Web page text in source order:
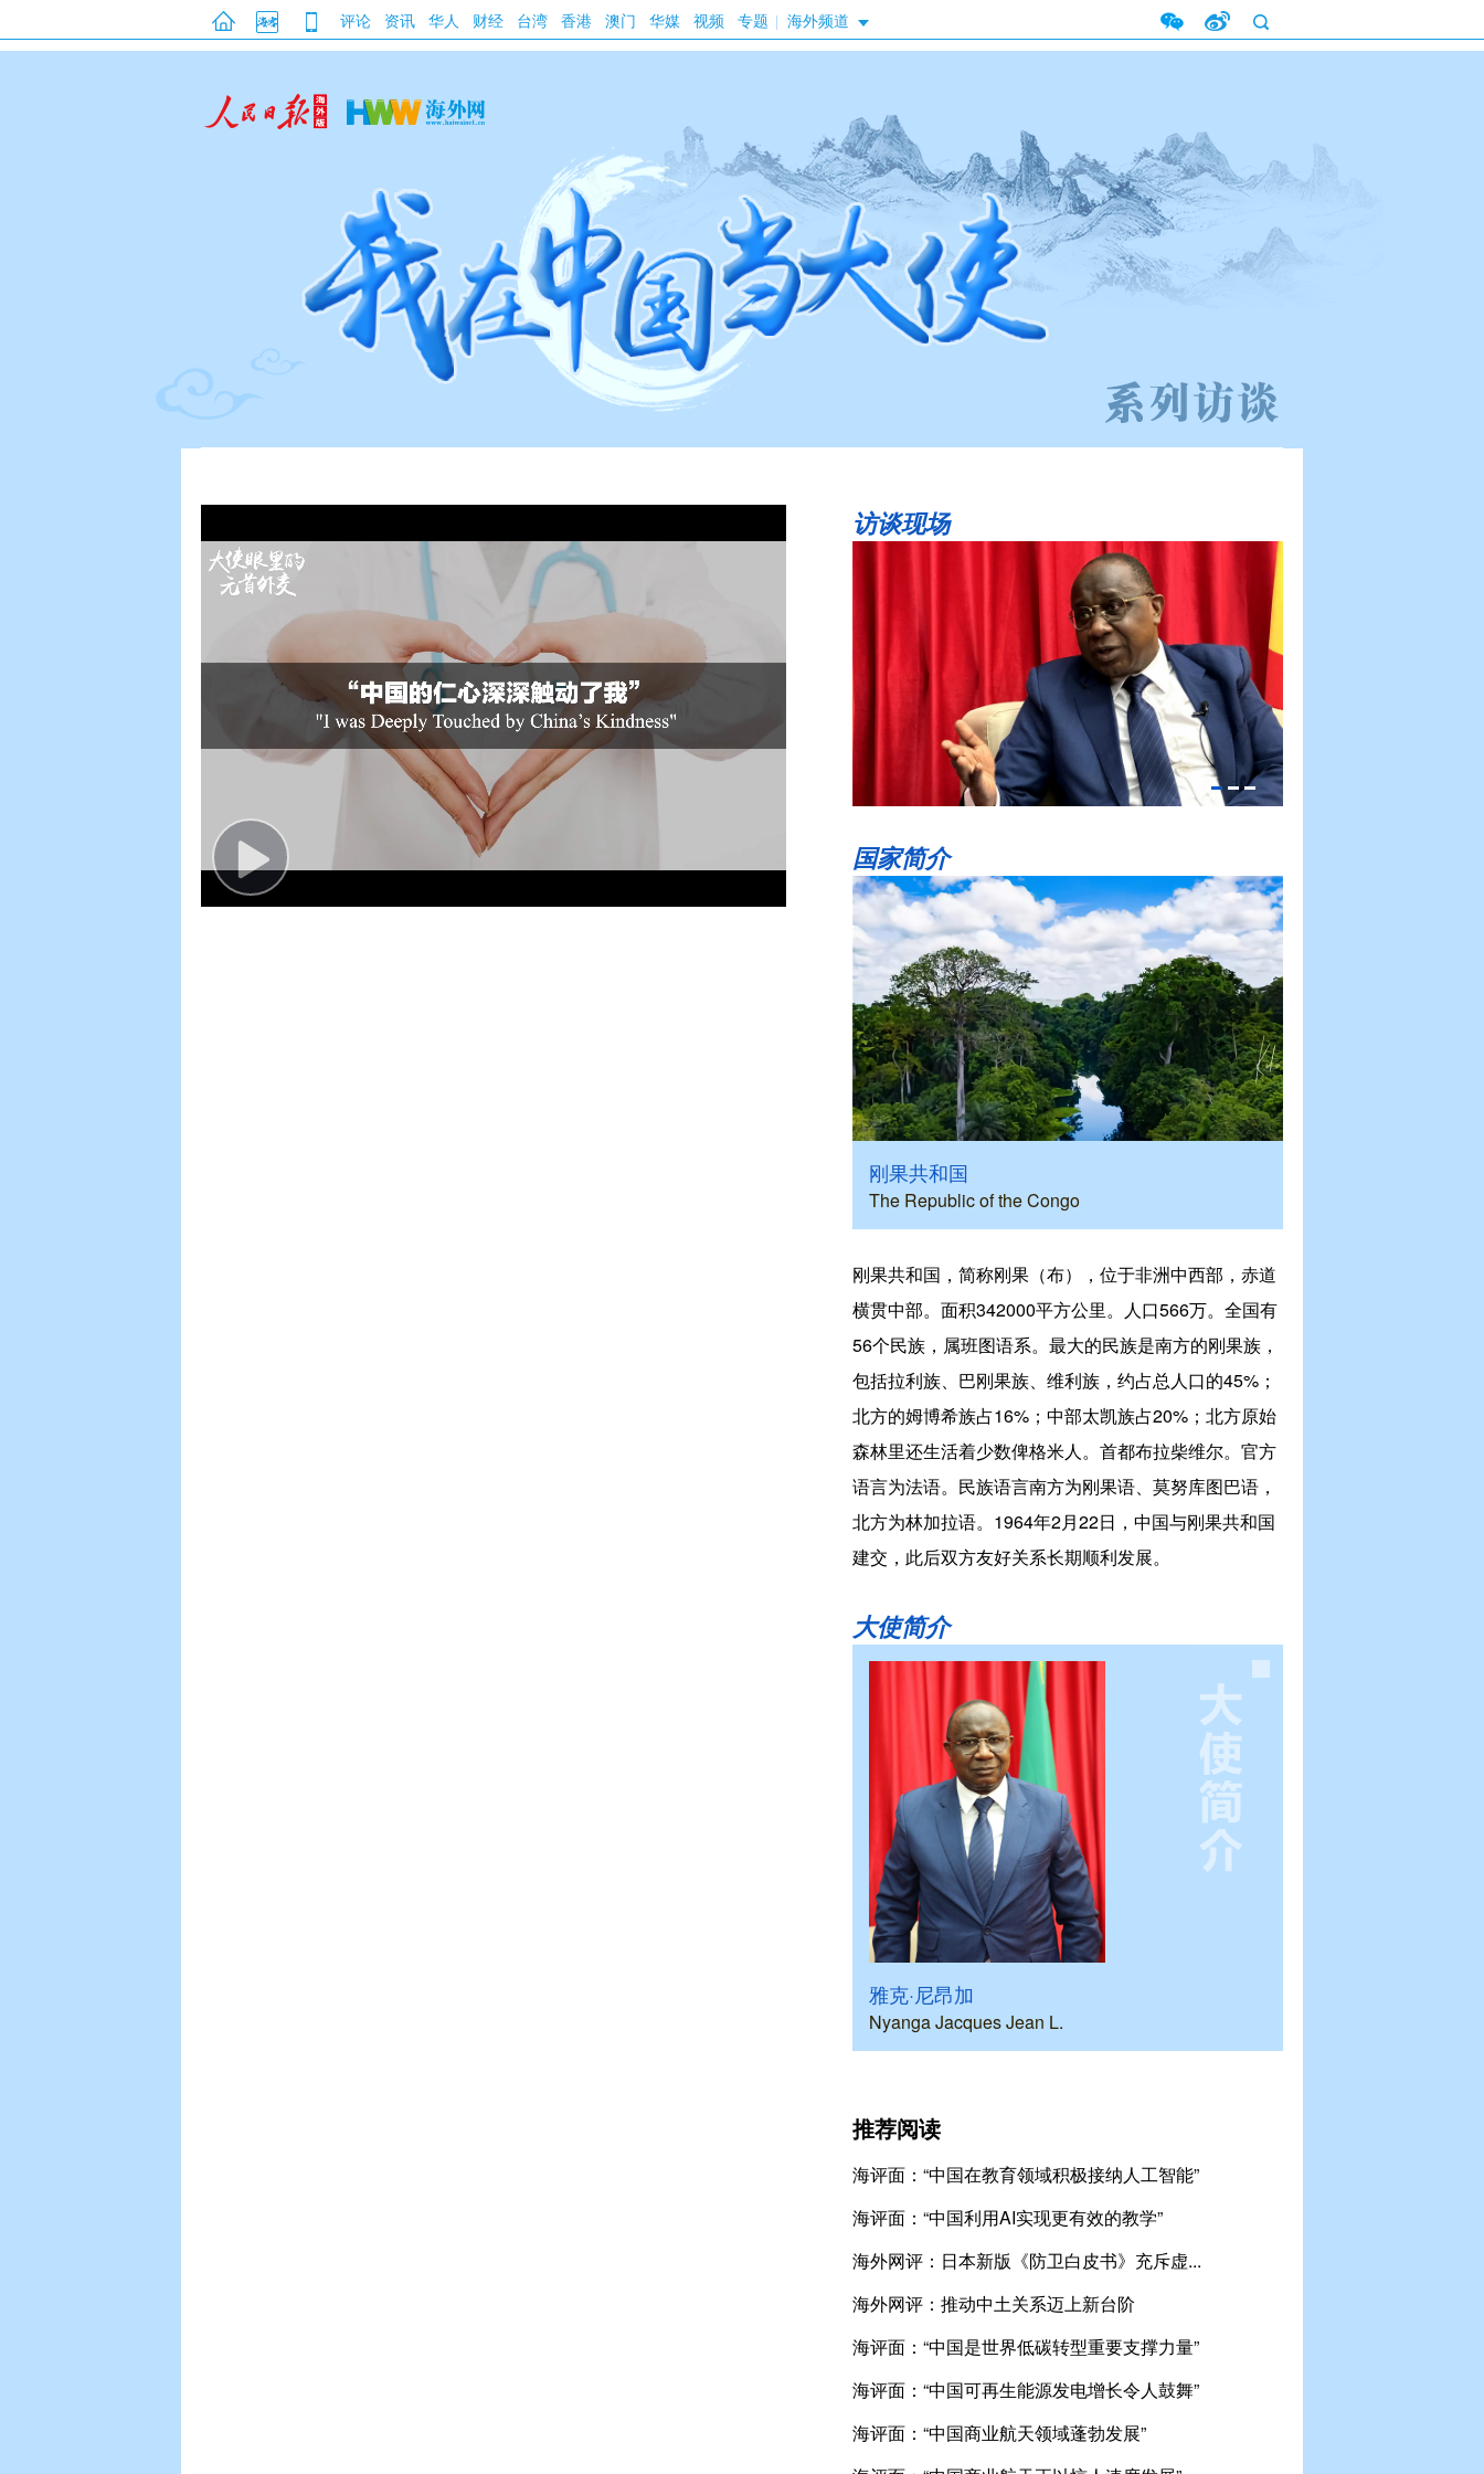
评论 资讯 华人 财经 台湾 香港 澳门 华媒 视频 专题 海外频道
Play
Video
访谈现场
国家简介
刚果共和国
The Republic of the Congo
刚果共和国，简称刚果（布），位于非洲中西部，赤道
横贯中部。面积342000平方公里。人口566万。全国有
56个民族，属班图语系。最大的民族是南方的刚果族，
包括拉利族、巴刚果族、维利族，约占总人口的45%；
北方的姆博希族占16%；中部太凯族占20%；北方原始
森林里还生活着少数俾格米人。首都布拉柴维尔。官方
语言为法语。民族语言南方为刚果语、莫努库图巴语，
北方为林加拉语。1964年2月22日，中国与刚果共和国
建交，此后双方友好关系长期顺利发展。
大使简介
雅克·尼昂加
Nyanga Jacques Jean L.
推荐阅读
海评面：“中国在教育领域积极接纳人工智能”
海评面：“中国利用AI实现更有效的教学”
海外网评：日本新版《防卫白皮书》充斥虚...
海外网评：推动中土关系迈上新台阶
海评面：“中国是世界低碳转型重要支撑力量”
海评面：“中国可再生能源发电增长令人鼓舞”
海评面：“中国商业航天领域蓬勃发展”